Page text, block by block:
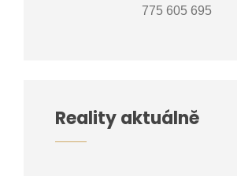
775 605 695
Reality aktuálně